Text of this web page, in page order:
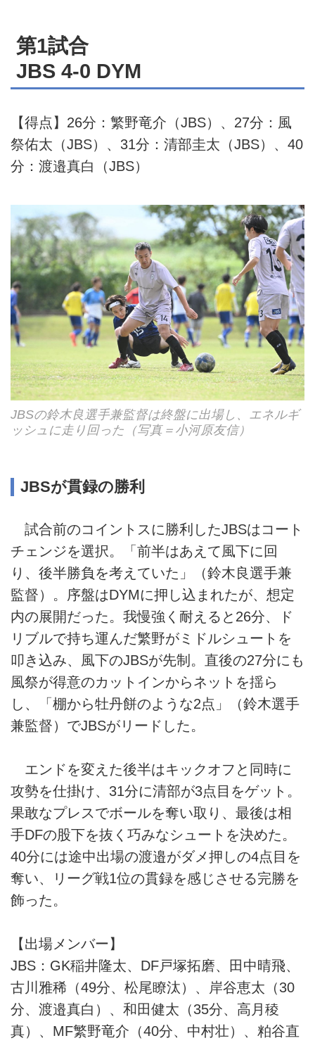
第1試合
JBS 4-0 DYM
【得点】26分：繁野竜介（JBS）、27分：風
祭佑太（JBS）、31分：清部圭太（JBS）、40
分：渡邉真白（JBS）
JBSの鈴木良選手兼監督は終盤に出場し、エネルギ
ッシュに走り回った（写真＝小河原友信）
JBSが貫録の勝利
試合前のコイントスに勝利したJBSはコート
チェンジを選択。「前半はあえて風下に回
り、後半勝負を考えていた」（鈴木良選手兼
監督）。序盤はDYMに押し込まれたが、想定
内の展開だった。我慢強く耐えると26分、ド
リブルで持ち運んだ繁野がミドルシュートを
叩き込み、風下のJBSが先制。直後の27分にも
風祭が得意のカットインからネットを揺ら
し、「棚から牡丹餅のような2点」（鈴木選手
兼監督）でJBSがリードした。
エンドを変えた後半はキックオフと同時に
攻勢を仕掛け、31分に清部が3点目をゲット。
果敢なプレスでボールを奪い取り、最後は相
手DFの股下を抜く巧みなシュートを決めた。
40分には途中出場の渡邉がダメ押しの4点目を
奪い、リーグ戦1位の貫録を感じさせる完勝を
飾った。
【出場メンバー】
JBS：GK稲井隆太、DF戸塚拓磨、田中晴飛、
古川雅稀（49分、松尾瞭汰）、岸谷恵太（30
分、渡邉真白）、和田健太（35分、高月稜
真）、MF繁野竜介（40分、中村壮）、粕谷直